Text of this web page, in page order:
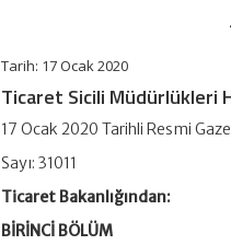
Tarih: 17 Ocak 2020
Ticaret Sicili Müdürlükleri
17 Ocak 2020 Tarihli Resmi
Sayı: 31011
Ticaret Bakanlığından:
BİRİNCİ BÖLÜM